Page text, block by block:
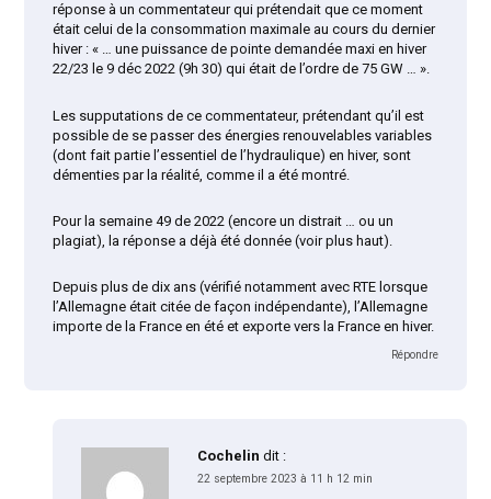
réponse à un commentateur qui prétendait que ce moment
était celui de la consommation maximale au cours du dernier
hiver : « … une puissance de pointe demandée maxi en hiver
22/23 le 9 déc 2022 (9h 30) qui était de l’ordre de 75 GW … ».
Les supputations de ce commentateur, prétendant qu’il est
possible de se passer des énergies renouvelables variables
(dont fait partie l’essentiel de l’hydraulique) en hiver, sont
démenties par la réalité, comme il a été montré.
Pour la semaine 49 de 2022 (encore un distrait … ou un
plagiat), la réponse a déjà été donnée (voir plus haut).
Depuis plus de dix ans (vérifié notamment avec RTE lorsque
l’Allemagne était citée de façon indépendante), l’Allemagne
importe de la France en été et exporte vers la France en hiver.
Répondre
Cochelin dit :
22 septembre 2023 à 11 h 12 min